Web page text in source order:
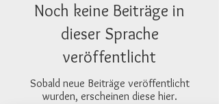
Noch keine Beiträge in
dieser Sprache
veröffentlicht
Sobald neue Beiträge veröffentlicht
wurden, erscheinen diese hier.